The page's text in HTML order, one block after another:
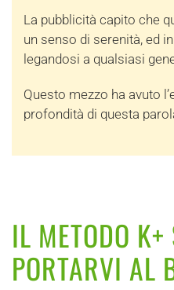
La pubblicità capito che
un senso di serenità, ed
legandosi a qualsiasi
Questo mezzo ha avuto
profondità di questa
IL METODO
PORTARVI AL